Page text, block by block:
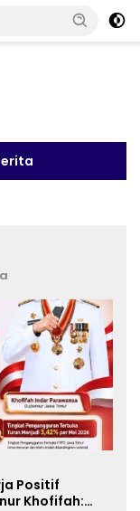
Positif
Khofifah: